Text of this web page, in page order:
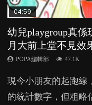
04:59
幼兒playgroup真係
月大前上堂不見效
POPA編輯部 47.1K
現今小朋友的起跑線
的統計數字，但粗略
03:39
幼稚園遊戲課 如
與懲罰？
POPA編輯部 33.1K
由美國學者所創的
戲方式學習，學術能
03:02
老公患產後憂鬱症
POPA編輯部 15.9K
鬱，影響日常生活，
朋友的念頭。但為何
04:06
全職好？在職好？
力與價值
POPA編輯部 25.8K
許多媽媽心底可能都
是在職好。雖說每個
03:41
BB口腔期乜都放
POPA編輯部 25.5K
成吮手指的習慣，大
他們放東西入口，隨